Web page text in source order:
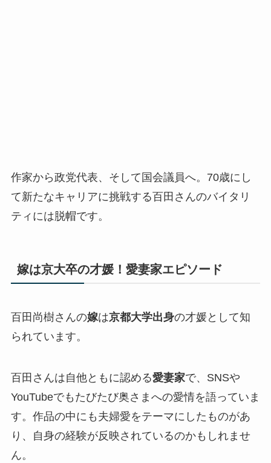
作家から政党代表、そして国会議員へ。70歳にし
て新たなキャリアに挑戦する百田さんのバイタリ
ティには脱帽です。
嫁は京大卒の才媛！愛妻家エピソード
百田尚樹さんの嫁は京都大学出身の才媛として知
られています。
百田さんは自他ともに認める愛妻家で、SNSや
YouTubeでもたびたび奥さまへの愛情を語っていま
す。作品の中にも夫婦愛をテーマにしたものがあ
り、自身の経験が反映されているのかもしれませ
ん。